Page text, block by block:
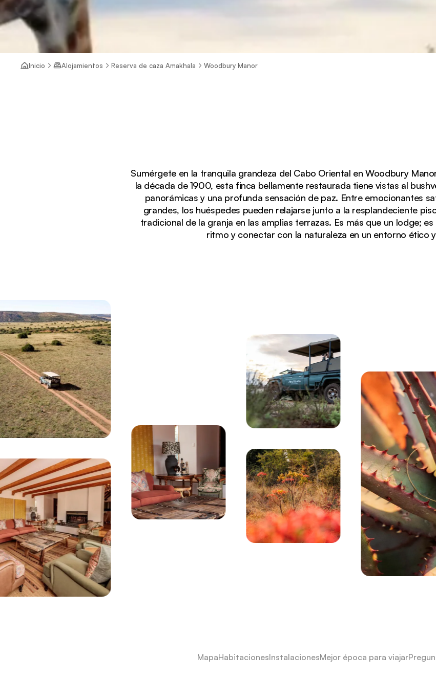
Viendo actualmente:
Woodbury Manor - Lodge, Reserva de caza Amakhala, Sudáfrica (1 of 11)
Inicio Alojamientos Reserva de caza Amakhala Woodbury Manor
Sumérgete en la tranquila grandeza del Cabo Oriental en Woodbury
la década de 1900, esta finca bellamente restaurada tiene vistas al
panorámicas y una profunda sensación de paz. Entre emocionantes
grandes, los huéspedes pueden relajarse junto a la resplandeciente
tradicional de la granja en las amplias terrazas. Es más que un lodge;
ritmo y conectar con la naturaleza en un entorno ético
MapaHabitacionesInstalacionesMejor época para viajar